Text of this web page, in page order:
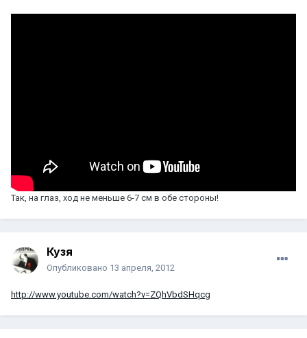
Так, на глаз, ход не меньше 6-7 см в обе стороны!
Кузя
Опубликовано 13 апреля, 2012
http://www.youtube.com/watch?v=ZQhVbdSHqcg